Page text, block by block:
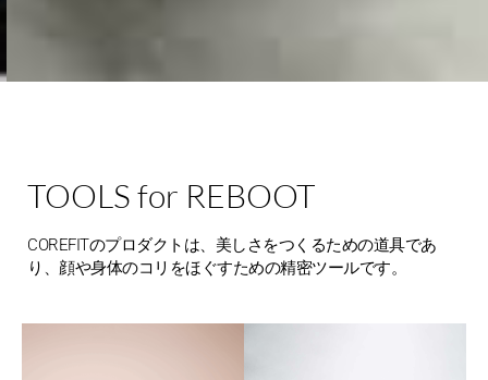
う！
Unlock & Reboot “i!”
TOOLS for REBOOT
COREFITのプロダクトは、美しさをつくるための道具であ
り、顔や身体のコリをほぐすための精密ツールです。